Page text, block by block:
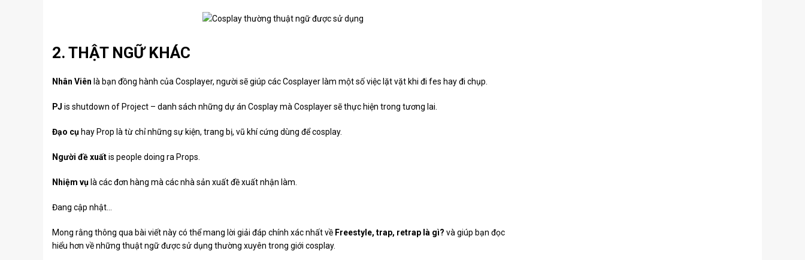
2. THẬT NGỮ KHÁC
Nhân Viên là bạn đồng hành của Cosplayer, người sẽ giúp các Cosplayer làm một số việc lặt vặt khi đi fes hay đi chụp.
PJ is shutdown of Project – danh sách những dự án Cosplay mà Cosplayer sẽ thực hiện trong tương lai.
Đạo cụ hay Prop là từ chỉ những sự kiện, trang bị, vũ khí cứng dùng để cosplay.
Người đề xuấtis people doing ra Props.
Nhiệm vụ là các đơn hàng mà các nhà sản xuất đề xuất nhận làm.
Đang cập nhật…
Mong rằng thông qua bài viết này có thể mang lời giải đáp chính xác nhất về Freestyle, trap, retrap là gì? và giúp bạn đọc
hiểu hơn về những thuật ngữ được sử dụng thường xuyên trong giới cosplay.